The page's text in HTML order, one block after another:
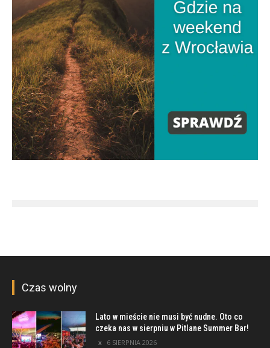
Czas wolny
Lato w mieście nie musi być nudne. Oto co
czeka nas w sierpniu w Pitlane Summer Bar!
6 SIERPNIA 2026